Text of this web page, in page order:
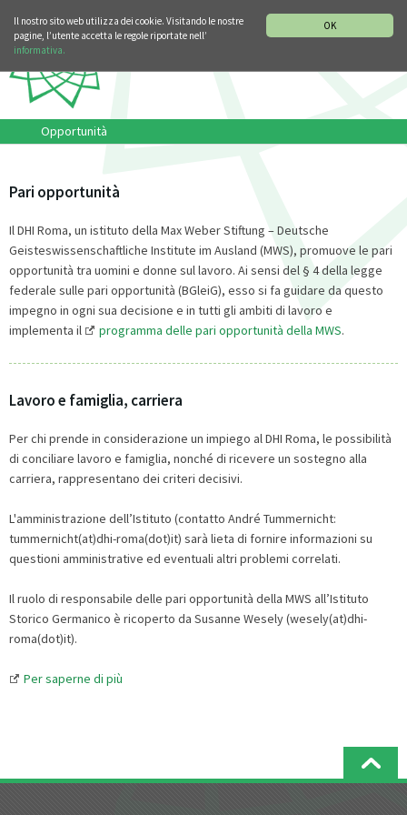
OK
Il nostro sito web utilizza dei cookie. Visitando le nostre
pagine, l’utente accetta le regole riportate nell’
informativa.
Opportunità
Pari opportunità
Il DHI Roma, un istituto della Max Weber Stiftung – Deutsche
Geisteswissenschaftliche Institute im Ausland (MWS), promuove le pari
opportunità tra uomini e donne sul lavoro. Ai sensi del § 4 della legge
federale sulle pari opportunità (BGleiG), esso si fa guidare da questo
impegno in ogni sua decisione e in tutti gli ambiti di lavoro e
implementa il
programma delle pari opportunità della MWS.
Lavoro e famiglia, carriera
Per chi prende in considerazione un impiego al DHI Roma, le possibilità
di conciliare lavoro e famiglia, nonché di ricevere un sostegno alla
carriera, rappresentano dei criteri decisivi.
L'amministrazione dell’Istituto (contatto André Tummernicht:
tummernicht(at)dhi-roma(dot)it) sarà lieta di fornire informazioni su
questioni amministrative ed eventuali altri problemi correlati.
Il ruolo di responsabile delle pari opportunità della MWS all’Istituto
Storico Germanico è ricoperto da Susanne Wesely (wesely(at)dhi-
roma(dot)it).
Per saperne di più